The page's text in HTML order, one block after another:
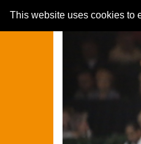
This website uses cookies to